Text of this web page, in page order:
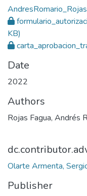
KB)
Date
2022
Authors
Rojas Fagua, Andrés
Olarte Armenta,
Publisher